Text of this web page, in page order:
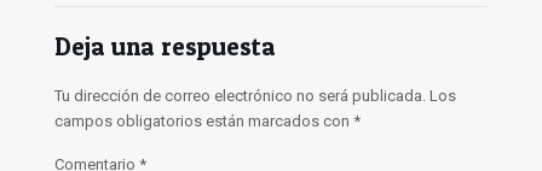
Deja una respuesta
Tu dirección de correo electrónico no será publicada. Los
campos obligatorios están marcados con *
Comentario *